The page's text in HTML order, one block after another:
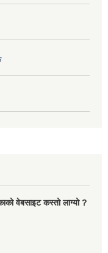
वेबसाइट कस्तो लाग्यो ?